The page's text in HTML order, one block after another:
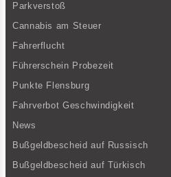
Parkverstoß
Cannabis am Steuer
Fahrerflucht
Führerschein Probezeit
Punkte Flensburg
Fahrverbot Geschwindigkeit
News
Bußgeldbescheid auf Russisch
Bußgeldbescheid auf Türkisch